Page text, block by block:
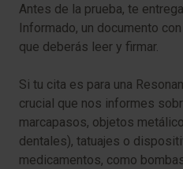
Antes de la prueba, te
Informado, un documento
que deberás leer y firmar.
Si tu cita es para una
crucial que nos informes
marcapasos, objetos
dentales), tatuajes o
medicamentos, como